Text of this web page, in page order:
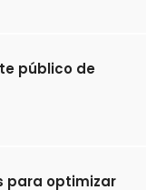
público de
para optimizar